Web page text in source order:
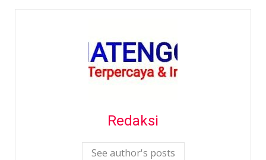
Redaksi
See author's posts